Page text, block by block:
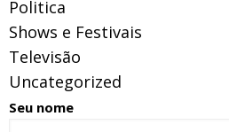
Politica
Shows e Festivais
Televisão
Uncategorized
Seu nome